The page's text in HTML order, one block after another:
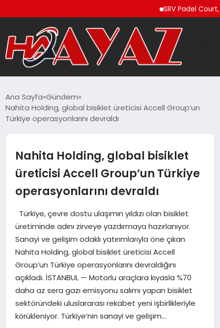
SRV Padel Court,
DÜNYA
MAGAZIN
SAĞLIK
SIYASET
SPOR
TEKNOLOJI
YAŞAM
Ana Sayfa Gündem
Nahita Holding, global bisiklet üreticisi Accell Group’un
Türkiye operasyonlarını devraldı
Nahita Holding, global bisiklet
üreticisi Accell Group’un Türkiye
operasyonlarını devraldı
Türkiye, çevre dostu ulaşımın yıldızı olan bisiklet
üretiminde adını zirveye yazdırmaya hazırlanıyor.
Sanayi ve gelişim odaklı yatırımlarıyla öne çıkan
Nahita Holding, global bisiklet üreticisi Accell
Group’un Türkiye operasyonlarını devraldığını
açıkladı. İSTANBUL — Motorlu araçlara kıyasla %70
daha az sera gazı emisyonu salımı yapan bisiklet
sektöründeki uluslararası rekabet yeni işbirlikleriyle
körükleniyor. Türkiye’nin sanayi ve gelişim…